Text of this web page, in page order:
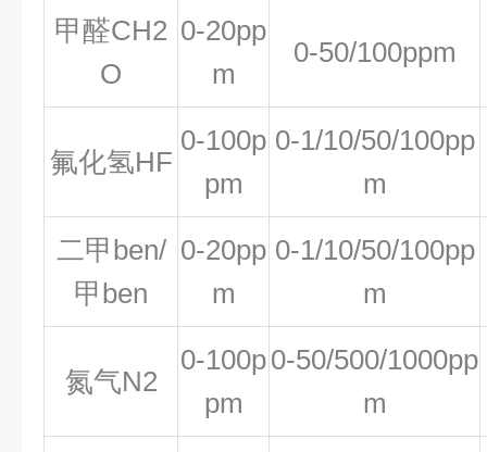
甲醛CH2
O
0-20pp
m
0-50/100ppm
氟化氢HF
0-100p
pm
0-1/10/50/100pp
m
二甲ben/
甲ben
0-20pp
m
0-1/10/50/100pp
m
氮气N2
0-100p
pm
0-50/500/1000pp
m